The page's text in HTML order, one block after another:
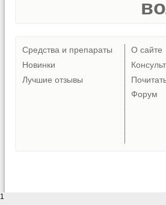
Средства и препараты
Новинки
Лучшие отзывы
О сайте
Форум
1